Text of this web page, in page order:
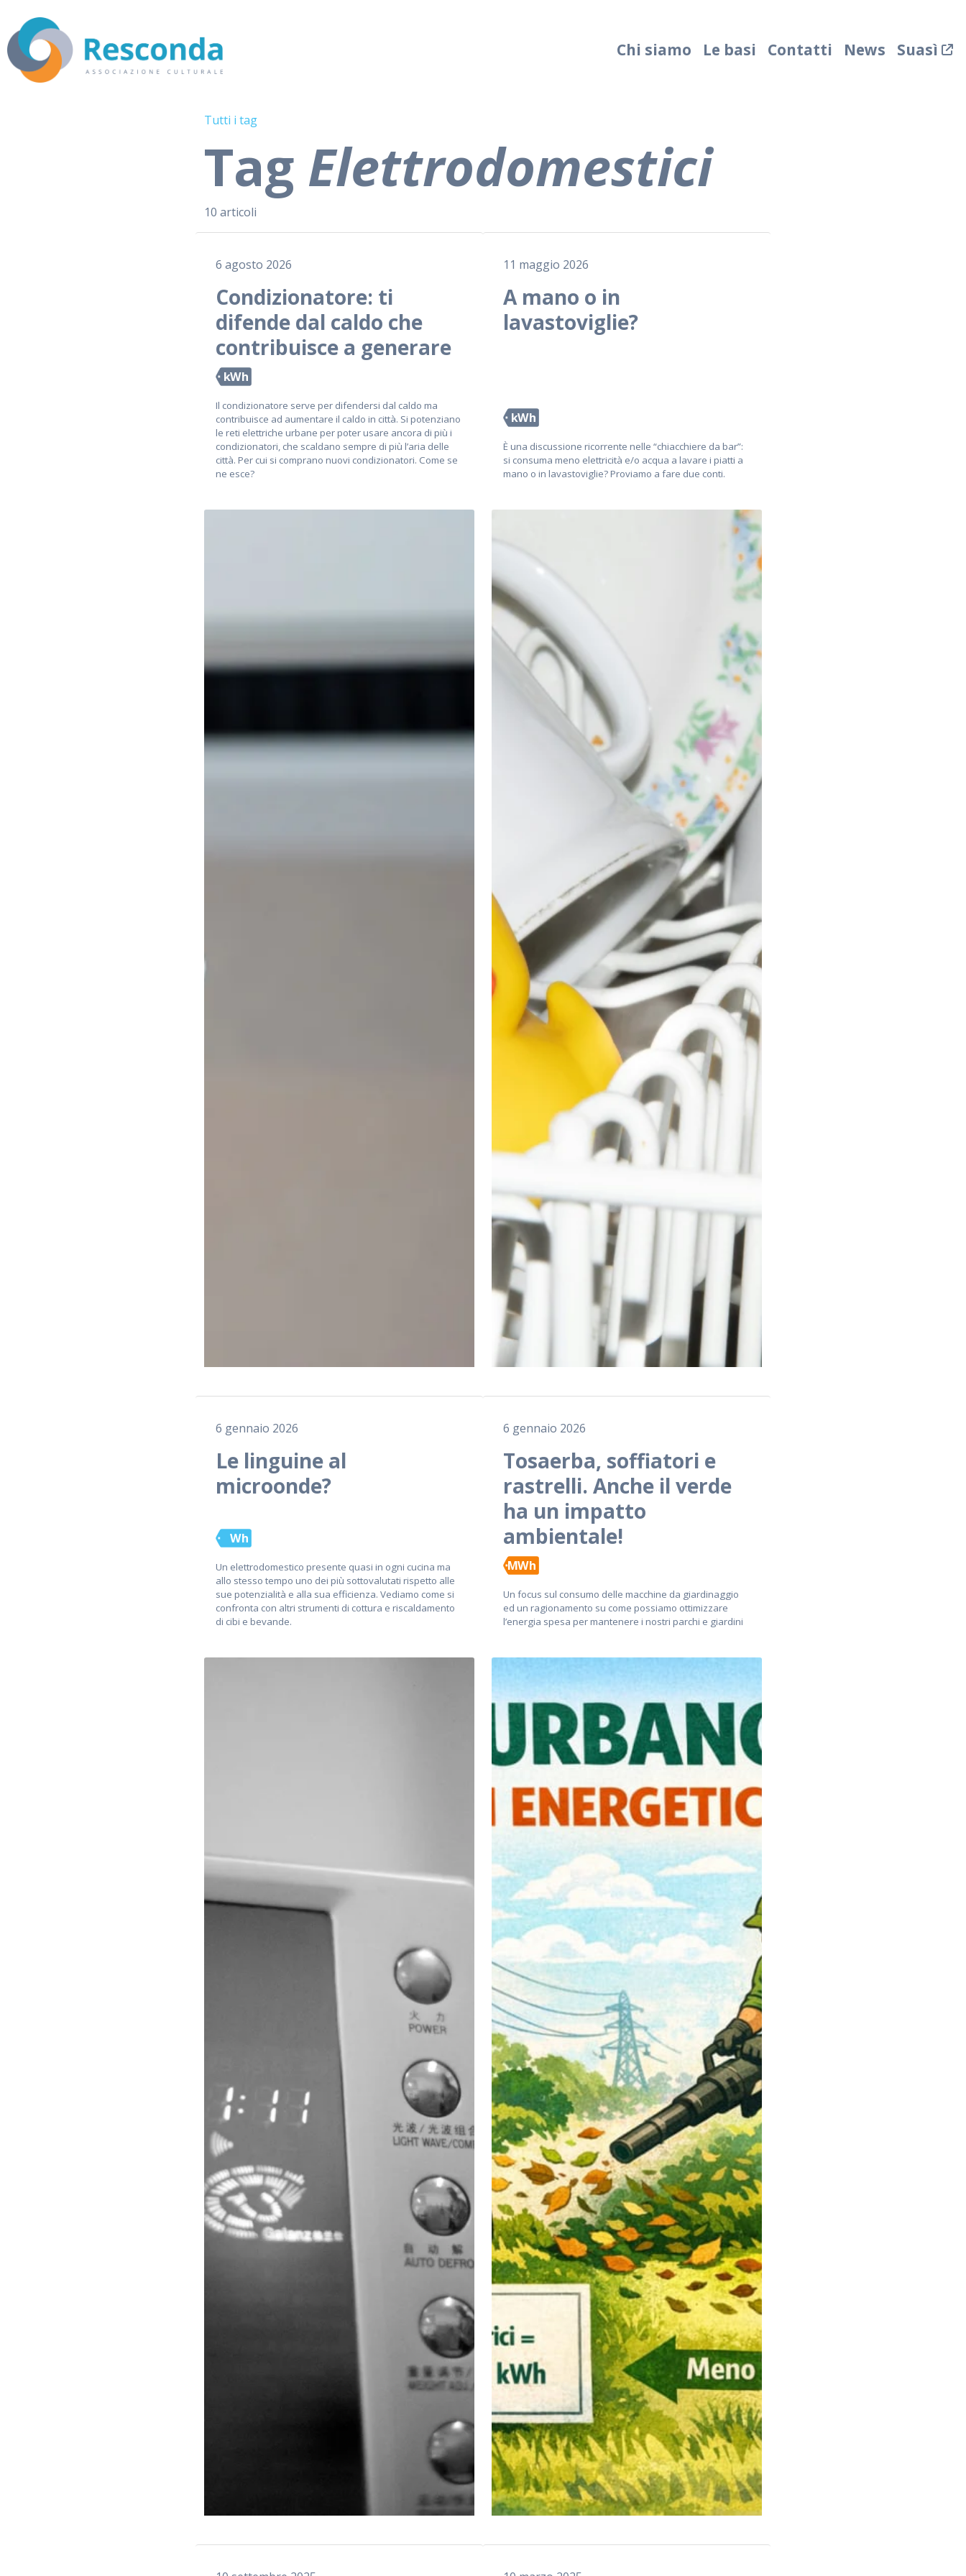
Chi siamo Le basi Contatti News Suasì
Tutti i tag
Tag Elettrodomestici
10 articoli
6 agosto 2026
Condizionatore: ti
difende dal caldo che
contribuisce a generare
kWh
Il condizionatore serve per difendersi dal caldo ma
contribuisce ad aumentare il caldo in città. Si potenziano
le reti elettriche urbane per poter usare ancora di più i
condizionatori, che scaldano sempre di più l’aria delle
città. Per cui si comprano nuovi condizionatori. Come se
ne esce?
11 maggio 2026
A mano o in
lavastoviglie?
kWh
È una discussione ricorrente nelle “chiacchiere da bar”:
si consuma meno elettricità e/o acqua a lavare i piatti a
mano o in lavastoviglie? Proviamo a fare due conti.
6 gennaio 2026
Le linguine al
microonde?
Wh
Un elettrodomestico presente quasi in ogni cucina ma
allo stesso tempo uno dei più sottovalutati rispetto alle
sue potenzialità e alla sua efficienza. Vediamo come si
confronta con altri strumenti di cottura e riscaldamento
di cibi e bevande.
6 gennaio 2026
Tosaerba, soffiatori e
rastrelli. Anche il verde
ha un impatto
ambientale!
MWh
Un focus sul consumo delle macchine da giardinaggio
ed un ragionamento su come possiamo ottimizzare
l’energia spesa per mantenere i nostri parchi e giardini